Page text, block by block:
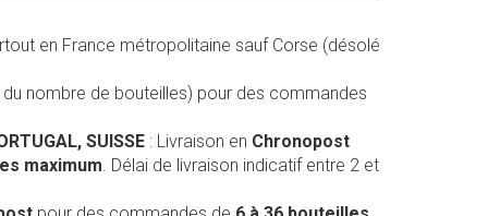
en France métropolitaine sauf Corse (désolé
nombre de bouteilles) pour des commandes
SUISSE : Livraison en Chronopost
maximum. Délai de livraison indicatif entre 2 et